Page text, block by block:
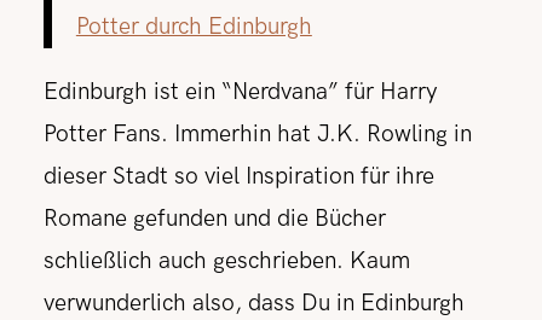
Potter durch Edinburgh
Edinburgh ist ein “Nerdvana” für Harry
Potter Fans. Immerhin hat J.K. Rowling in
dieser Stadt so viel Inspiration für ihre
Romane gefunden und die Bücher
schließlich auch geschrieben. Kaum
verwunderlich also, dass Du in Edinburgh